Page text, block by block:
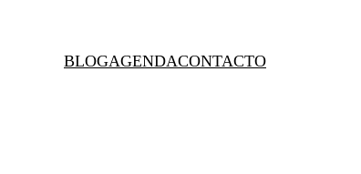
BLOGAGENDACONTACTO